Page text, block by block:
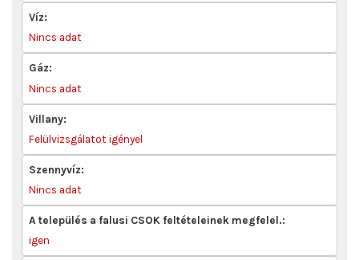
Víz:
Nincs adat
Gáz:
Nincs adat
Villany:
Felülvizsgálatot igényel
Szennyvíz:
Nincs adat
A település a falusi CSOK feltételeinek megfelel.:
igen